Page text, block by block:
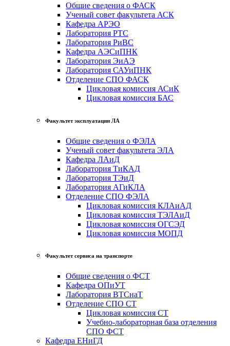
Общие сведения о ФАСК
Ученый совет факультета АСК
Кафедра АРЭО
Лаборатория РТС
Лаборатория РиВС
Кафедра АЭСиПНК
Лаборатория ЭиАЭ
Лаборатория САУиПНК
Отделение СПО ФАСК
Цикловая комиссия АСиК
Цикловая комиссия БАС
Факультет эксплуатации ЛА
Общие сведения о ФЭЛА
Ученый совет факультета ЭЛА
Кафедра ЛАиД
Лаборатория ТиКАД
Лаборатория ТЭиД
Лаборатория АГиКЛА
Отделение СПО ФЭЛА
Цикловая комиссия КЛАиАД
Цикловая комиссия ТЭЛАиД
Цикловая комиссия ОГСЭД
Цикловая комиссия МОПД
Факультет сервиса на транспорте
Общие сведения о ФСТ
Кафедра ОПиУТ
Лаборатория ВТСнаТ
Отделение СПО СТ
Цикловая комиссия СТ
Учебно-лабораторная база отделения
СПО ФСТ
Кафедра ЕНиГД